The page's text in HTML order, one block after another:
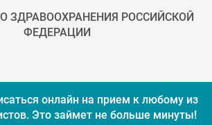
ЗДРАВООХРАНЕНИЯ РОССИЙСКОЙ
ФЕДЕРАЦИИ
онлайн на прием к любому из
Это займет не больше минуты!